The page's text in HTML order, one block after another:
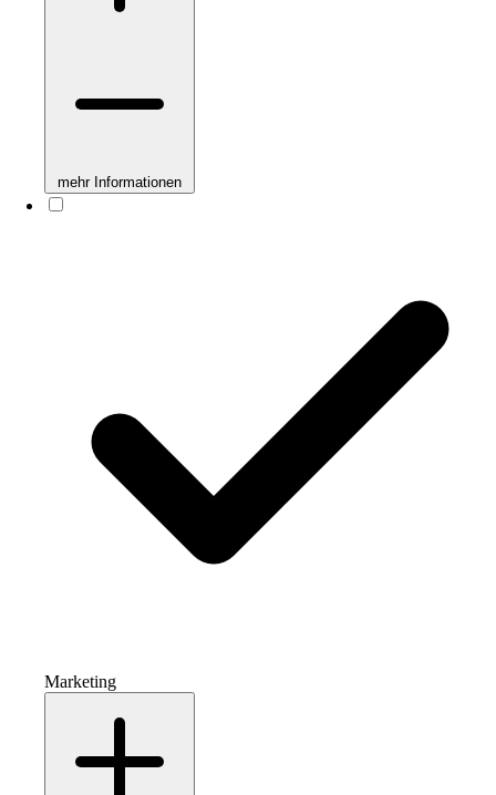
mehr Informationen
Marketing